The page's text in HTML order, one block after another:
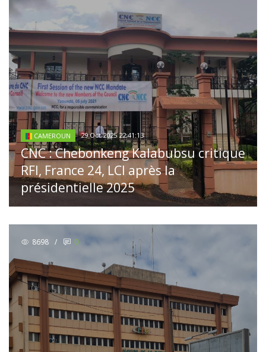
CAMEROUN 29 Oct 2025 22:41:13
CNC : Chebonkeng Kalabubsu critique
RFI, France 24, LCI après la
présidentielle 2025
8698 / 0